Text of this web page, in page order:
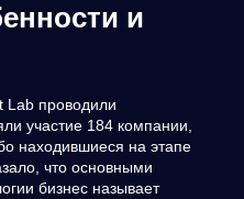
и
Lab проводили
участие 184 компании,
находившиеся на этапе
что основными
бизнес называет